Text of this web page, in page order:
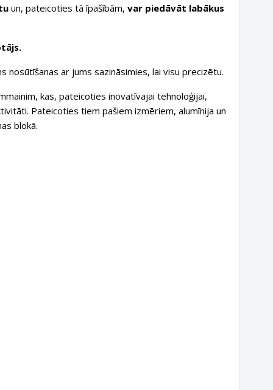
un, pateicoties tā īpašībām, var piedāvāt labākus
nosūtīšanas ar jums sazināsimies, lai visu precizētu.
kas, pateicoties inovatīvajai tehnoloģijai,
Pateicoties tiem pašiem izmēriem, alumīnija un
blokā.